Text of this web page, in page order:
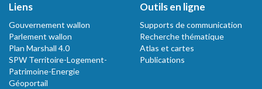
Liens
Gouvernement wallon
Parlement wallon
Plan Marshall 4.0
SPW Territoire-Logement-
Patrimoine-Energie
Géoportail
Outils en ligne
Supports de communication
Recherche thématique
Atlas et cartes
Publications